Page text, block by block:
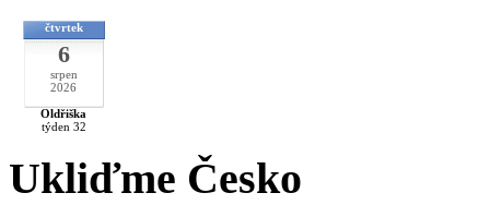
čtvrtek
6
srpen
2026
Oldřiška
týden 32
Ukliďme Česko